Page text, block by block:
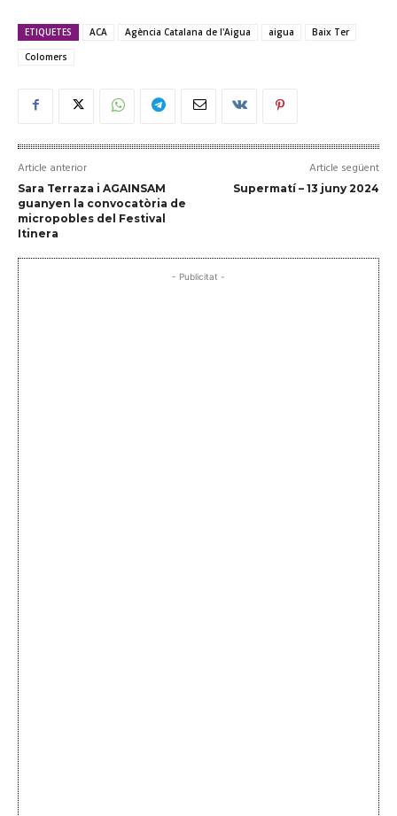
ETIQUETES ACA Agència Catalana de l'Aigua aigua
Baix Ter
Colomers
Article anterior
Sara Terraza i AGAINSAM
guanyen la convocatòria de
micropobles del Festival
Itinera
Article següent
Supermatí – 13 juny 2024
- Publicitat -